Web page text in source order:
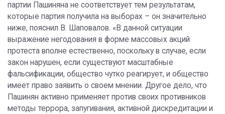
партии Пашиняна не соответствует тем результатам,
которые партия получила на выборах – он значительно
ниже, пояснил В. Шаповалов. «В данной ситуации
выражение негодования в форме массовых акций
протеста вполне естественно, поскольку в случае, если
закон нарушен, если существуют масштабные
фальсификации, общество чутко реагирует, и общество
имеет право заявить о своем мнении. Другое дело, что
Пашинян активно применяет против своих противников
методы террора, запугивания, активной дискредитации и